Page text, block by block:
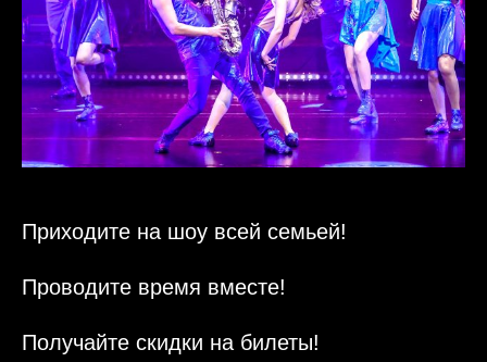
Приходите на шоу всей семьей!
Проводите время вместе!
Получайте скидки на билеты!